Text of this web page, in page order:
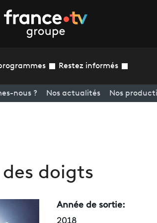
Restez informés
nous ? Nos actualités Nos
doigts
Année de sortie:
2018